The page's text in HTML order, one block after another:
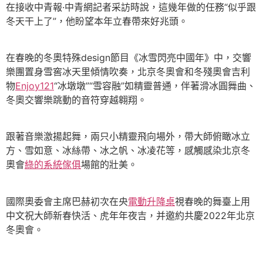
在接收中青報·中青網記者采訪時說，這幾年做的任務“似乎跟
冬天干上了”，他盼望本年立春帶來好兆頭。
在春晚的冬奧特殊design節目《冰雪閃亮中國年》中，交響
樂團置身雪窖冰天里傾情吹奏，北京冬奧會和冬殘奧會吉利
物Enjoy121“冰墩墩”“雪容融”如精靈普通，伴著滑冰圓舞曲、
冬奧交響樂跳動的音符穿越翱翔。
跟著音樂激揚起舞，兩只小精靈飛向場外，帶大師俯瞰冰立
方、雪如意、冰絲帶、冰之帆、冰凌花等，感觸感染北京冬
奧會綠的系統傢俱場館的壯美。
國際奧委會主席巴赫初次在央電動升降桌視春晚的舞臺上用
中文祝大師新春快活、虎年年夜吉，并邀約共慶2022年北京
冬奧會。